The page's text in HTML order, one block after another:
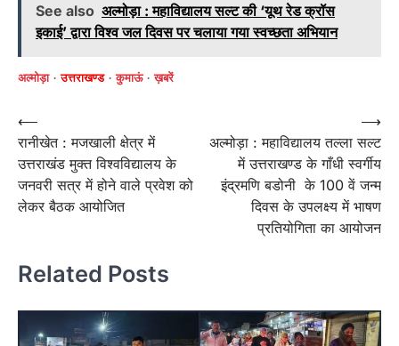
See also अल्मोड़ा : महाविद्यालय सल्ट की ‘यूथ रेड क्रॉस
इकाई’ द्वारा विश्व जल दिवस पर चलाया गया स्वच्छता अभियान
अल्मोड़ा उत्तराखण्ड कुमाऊं ख़बरें
Post
navigation
⟵
रानीखेत : मजखाली क्षेत्र में
उत्तराखंड मुक्त विश्वविद्यालय के
जनवरी सत्र में होने वाले प्रवेश को
लेकर बैठक आयोजित
अल्मोड़ा : महाविद्यालय तल्ला सल्ट
में उत्तराखण्ड के गाँधी स्वर्गीय
इंद्रमणि बडोनी के 100 वें जन्म
दिवस के उपलक्ष्य में भाषण
प्रतियोगिता का आयोजन
⟶
Related Posts